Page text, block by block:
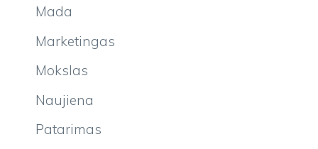
Mada
Marketingas
Mokslas
Naujiena
Patarimas